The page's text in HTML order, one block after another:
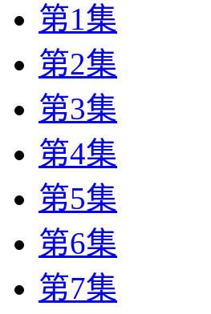
第1集
第2集
第3集
第4集
第5集
第6集
第7集